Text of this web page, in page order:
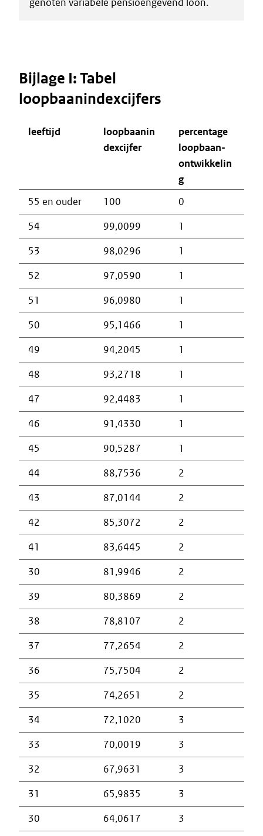
Bijlage I: Tabel
loopbaanindexcijfers
leeftijd
loopbaanin
dexcijfer
percentage
loopbaan-
ontwikkelin
g
55 en ouder
100
0
54
99,0099
1
53
98,0296
1
52
97,0590
1
51
96,0980
1
50
95,1466
1
49
94,2045
1
48
93,2718
1
47
92,4483
1
46
91,4330
1
45
90,5287
1
44
88,7536
2
43
87,0144
2
42
85,3072
2
41
83,6445
2
30
81,9946
2
39
80,3869
2
38
78,8107
2
37
77,2654
2
36
75,7504
2
35
74,2651
2
34
72,1020
3
33
70,0019
3
32
67,9631
3
31
65,9835
3
30
64,0617
3